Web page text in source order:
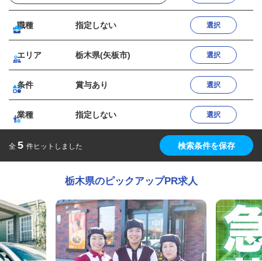
職種 指定しない 選択
エリア 栃木県(矢板市) 選択
条件 賞与あり 選択
業種 指定しない 選択
全 5 件ヒットしました 検索条件を保存
栃木県のピックアップPR求人